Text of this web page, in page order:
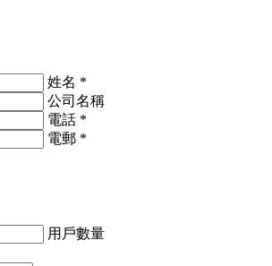
姓名 *
公司名稱
電話 *
電郵 *
用戶數量